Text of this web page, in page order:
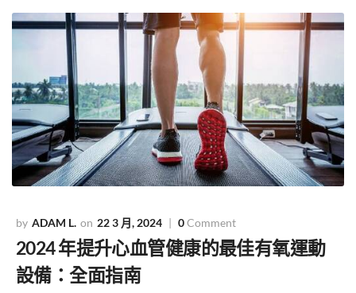
ADAM L. 22 3 月, 2024 0Comment
2024 年提升心血管健康的最佳有氧運動
設備：全面指南